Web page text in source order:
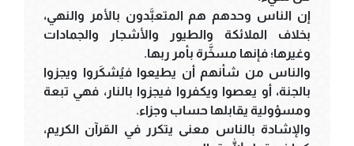
إن الناس وحدهم هم المتعبَّدون بالأمر والنهي،
بخلاف الملائكة والطيور والأشجار والجمادات
وغيرها؛ فإنها مسخَّرة بأمر ربها.
والناس من شأنهم أن يطيعوا فيُشكَروا ويجزوا
بالجنة، أو يعصوا ويكفروا فيجزوا بالنار، فهي تبعة
ومسؤولية يقابلها حساب وجزاء.
والإشادة بالناس معنى يتكرر في القرآن الكريم،